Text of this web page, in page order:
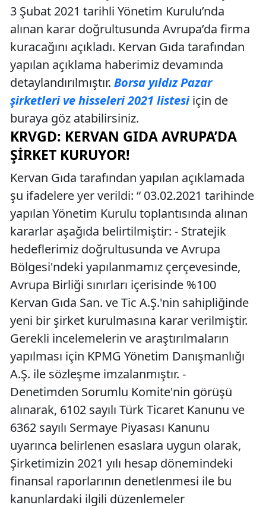
3 Şubat 2021 tarihli Yönetim Kurulu’nda
alınan karar doğrultusunda Avrupa’da firma
kuracağını açıkladı. Kervan Gıda tarafından
yapılan açıklama haberimiz devamında
detaylandırılmıştır. Borsa yıldız Pazar
şirketleri ve hisseleri 2021 listesi için de
buraya göz atabilirsiniz.
KRVGD: KERVAN GIDA AVRUPA’DA
ŞIRKET KURUYOR!
Kervan Gıda tarafından yapılan açıklamada
şu ifadelere yer verildi: “ 03.02.2021 tarihinde
yapılan Yönetim Kurulu toplantısında alınan
kararlar aşağıda belirtilmiştir: - Stratejik
hedeflerimiz doğrultusunda ve Avrupa
Bölgesi'ndeki yapılanmamız çerçevesinde,
Avrupa Birliği sınırları içerisinde %100
Kervan Gıda San. ve Tic A.Ş.'nin sahipliğinde
yeni bir şirket kurulmasına karar verilmiştir.
Gerekli incelemelerin ve araştırılmaların
yapılması için KPMG Yönetim Danışmanlığı
A.Ş. ile sözleşme imzalanmıştır. -
Denetimden Sorumlu Komite'nin görüşü
alınarak, 6102 sayılı Türk Ticaret Kanunu ve
6362 sayılı Sermaye Piyasası Kanunu
uyarınca belirlenen esaslara uygun olarak,
Şirketimizin 2021 yılı hesap dönemindeki
finansal raporlarının denetlenmesi ile bu
kanunlardaki ilgili düzenlemeler